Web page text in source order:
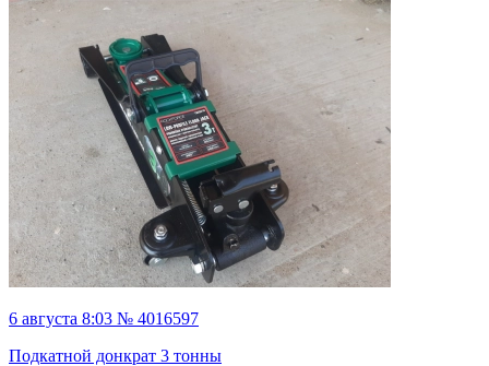
6 августа 8:03 № 4016597
Подкатной донкрат 3 тонны